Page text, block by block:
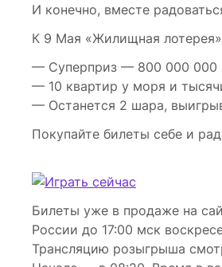
И конечно, вместе
К 9 Мая «Жилищная
— Суперприз — 800 000 000
— 10 квартир у моря и
— Останется 2 шара,
Покупайте билеты себе и
Билеты уже в продаже на
России до 17:00 мск
Трансляцию розыгрыша